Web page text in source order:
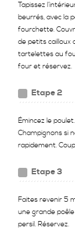
Tapissez
beurrés, avec la
fourchette.
de petits cailloux
tartelettes au
four et réservez.
Etape 2
Émincez le
Champignons si
rapidement.
Etape 3
Faites revenir 5
une grande
persil. Réservez.